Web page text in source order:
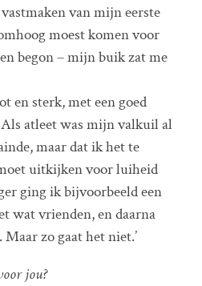
van mijn eerste
moest komen voor
begon – mijn buik zat me
en sterk, met een goed
atleet was mijn valkuil al
maar dat ik het te
uitkijken voor luiheid
ging ik bijvoorbeeld een
wat vrienden, en daarna
zo gaat het niet.’
jou?